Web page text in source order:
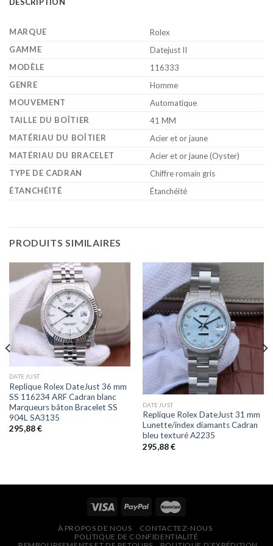
MARQUE
Rolex
GAMME
Datejust II
MODÈLE
116333
GENRE
Homme
MOUVEMENT
Automatique
TAILLE DU BOÎTIER
41 MM
MATÉRIAU DU BOÎTIER
Acier et or jaune
MATÉRIAU DU BRACELET
Acier et or jaune (Oyster)
TYPE DE CADRAN
Chiffre romain gris
ÉTANCHÉITÉ
Étanchéité
PRODUITS SIMILAIRES
DATEJUST
Replique Rolex DateJust 36 mm
SS 116234 ARF Cadran blanc
Marqueurs bâton Bracelet SS
904L SA3135
295,88€
DATEJUST
Replique Rolex DateJust 31 mm
Lunette/index diamants Cadran
bleu texturé A2235
295,88€
À PROPOS DE NOUS
CONTACTEZ-NOUS
POLITIQUE DE CONFIDENTIALITÉ